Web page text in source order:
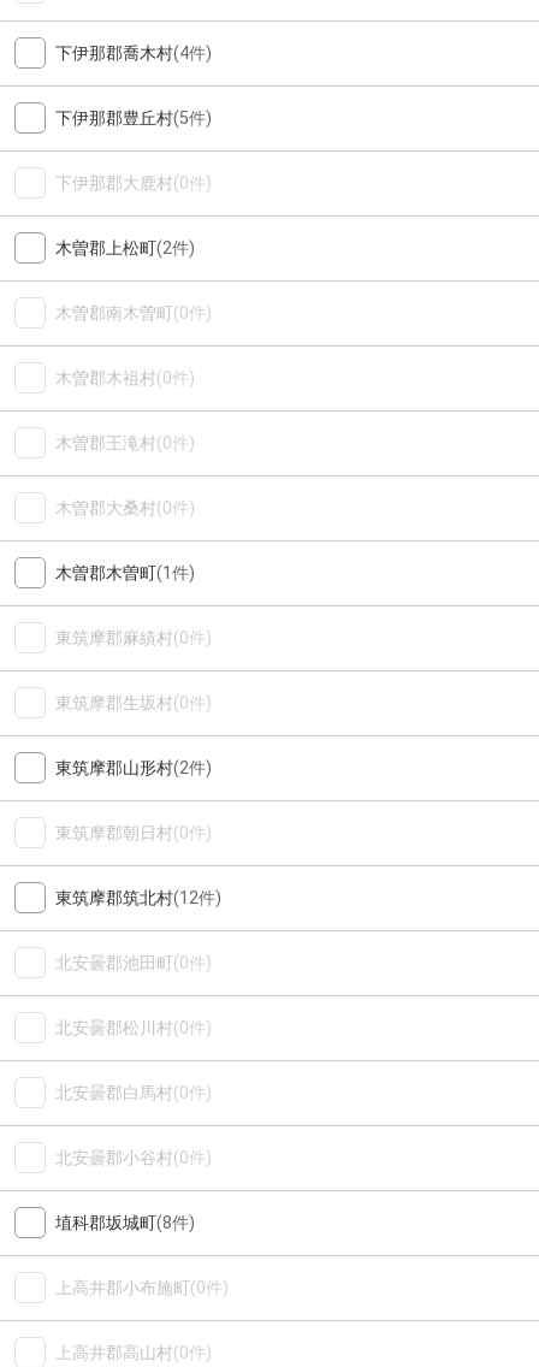
下伊那郡喬木村(4件)
下伊那郡豊丘村(5件)
下伊那郡大鹿村(0件)
木曽郡上松町(2件)
木曽郡南木曽町(0件)
木曽郡木祖村(0件)
木曽郡王滝村(0件)
木曽郡大桑村(0件)
木曽郡木曽町(1件)
東筑摩郡麻績村(0件)
東筑摩郡生坂村(0件)
東筑摩郡山形村(2件)
東筑摩郡朝日村(0件)
東筑摩郡筑北村(12件)
北安曇郡池田町(0件)
北安曇郡松川村(0件)
北安曇郡白馬村(0件)
北安曇郡小谷村(0件)
埴科郡坂城町(8件)
上高井郡小布施町(0件)
上高井郡高山村(0件)